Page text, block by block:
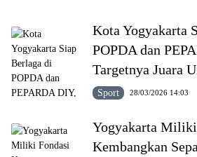
Kota Yogyakarta
POPDA dan
Targetnya Juara
Sport 28/03/2026 14:03
Yogyakarta
Kembangkan